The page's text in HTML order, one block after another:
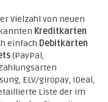
Vielzahl von neuen
Kreditkarten
einfach Debitkarten
(PayPal,
ELV/giropay, iDeal,
Liste der im